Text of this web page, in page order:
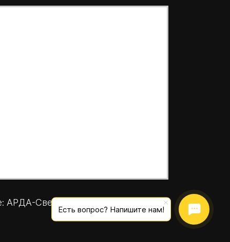
АРДА-Свет
Есть вопрос? Напишите нам!